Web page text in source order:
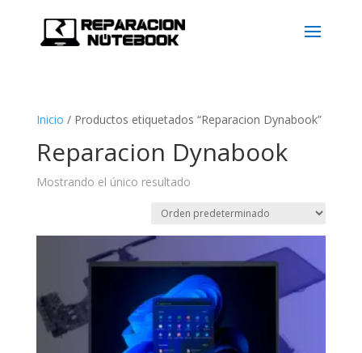
Inicio / Productos etiquetados “Reparacion Dynabook”
Reparacion Dynabook
Mostrando el único resultado